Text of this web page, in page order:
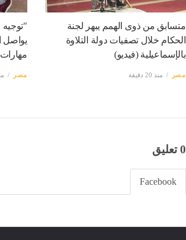
متسابق من ذوى الهمم يبهر لجنة
الحكام خلال تصفيات دولة التلاوة
بالإسماعيلية (فيديو)
مصر منذ 20 دقيقة
"توجيه
يواصل
مصر منذ
0 تعليق
Facebook